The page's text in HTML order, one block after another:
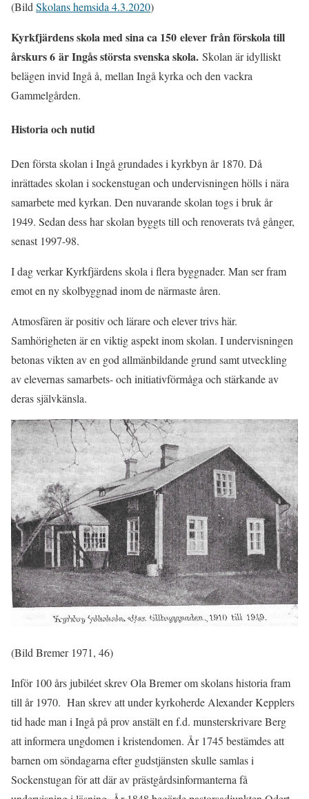
(Bild Skolans hemsida 4.3.2020)
Kyrkfjärdens skola med sina ca 150 elever från förskola till
årskurs 6 är Ingås största svenska skola. Skolan är idylliskt
belägen invid Ingå å, mellan Ingå kyrka och den vackra
Gammelgården.
Historia och nutid
Den första skolan i Ingå grundades i kyrkbyn år 1870. Då
inrättades skolan i sockenstugan och undervisningen hölls i nära
samarbete med kyrkan. Den nuvarande skolan togs i bruk år
1949. Sedan dess har skolan byggts till och renoverats två gånger,
senast 1997-98.
I dag verkar Kyrkfjärdens skola i flera byggnader. Man ser fram
emot en ny skolbyggnad inom de närmaste åren.
Atmosfären är positiv och lärare och elever trivs här.
Samhörigheten är en viktig aspekt inom skolan. I undervisningen
betonas vikten av en god allmänbildande grund samt utveckling
av elevernas samarbets- och initiativförmåga och stärkande av
deras självkänsla.
(Bild Bremer 1971, 46)
Inför 100 års jubiléet skrev Ola Bremer om skolans historia fram
till år 1970. Han skrev att under kyrkoherde Alexander Kepplers
tid hade man i Ingå på prov anstält en f.d. munsterskrivare Berg
att informera ungdomen i kristendomen. År 1745 bestämdes att
barnen om söndagarna efter gudstjänsten skulle samlas i
Sockenstugan för att där av prästgårdsinformanterna få